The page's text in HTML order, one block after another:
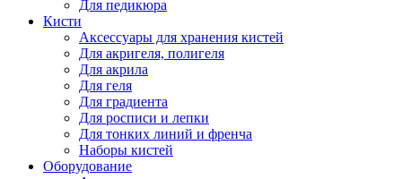
Для педикюра
Кисти
Аксессуары для хранения кистей
Для акригеля, полигеля
Для акрила
Для геля
Для градиента
Для росписи и лепки
Для тонких линий и френча
Наборы кистей
Оборудование